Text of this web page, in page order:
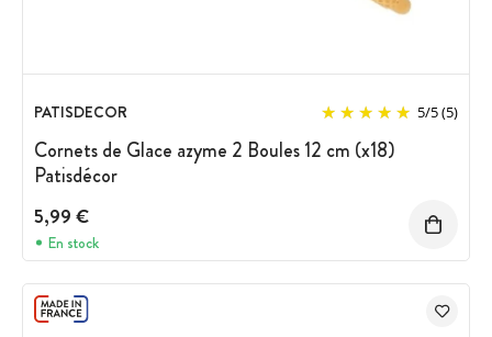
PATISDECOR 5/5(5)
Cornets de Glace azyme 2 Boules 12 cm (x18)
Patisdécor
5,99 €
En stock